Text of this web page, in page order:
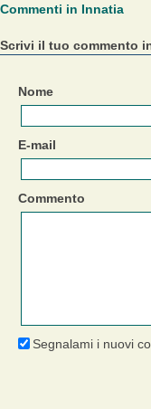
Commenti in Innatia
Scrivi il tuo commento
Nome
E-mail
Commento
Segnalami i nuovi